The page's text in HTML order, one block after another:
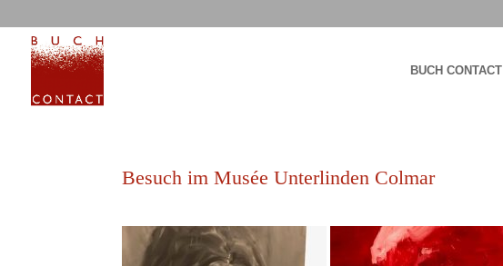
BUCH CONTACT
Besuch im Musée Unterlinden Colmar